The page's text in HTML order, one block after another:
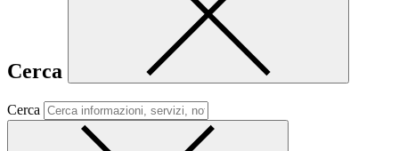
Cerca
Cerca